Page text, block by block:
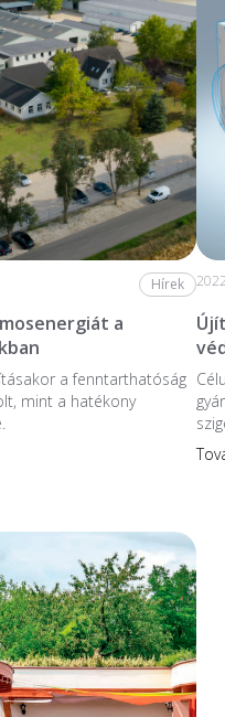
Hírek
a
a fenntarthatóság
mint a hatékony